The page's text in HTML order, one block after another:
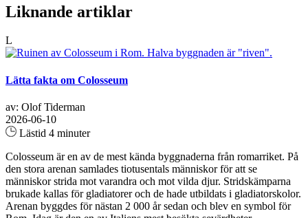
Liknande artiklar
L
Lätta fakta om Colosseum
av: Olof Tiderman
2026-06-10
Lästid 4 minuter
Colosseum är en av de mest kända byggnaderna från romarriket. På
den stora arenan samlades tiotusentals människor för att se
människor strida mot varandra och mot vilda djur. Stridskämparna
brukade kallas för gladiatorer och de hade utbildats i gladiatorskolor.
Arenan byggdes för nästan 2 000 år sedan och blev en symbol för